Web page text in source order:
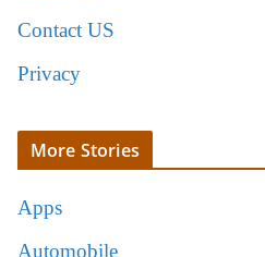
Contact US
Privacy
More Stories
Apps
Automobile